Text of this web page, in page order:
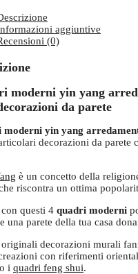
aggiuntive
(0)
moderni yin yang
da parete
moderni yin yang
decorazioni da parete
è un concetto della
riscontra un ottima
questi 4 quadri moderni
una parete della tua casa
originali decorazioni murali
con riferimenti
i quadri feng shui.